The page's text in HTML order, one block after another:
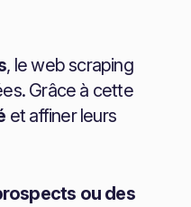
, le web scraping
Grâce à cette
et affiner leurs
ou des